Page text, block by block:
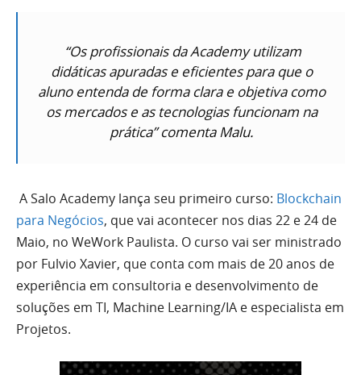
“Os profissionais da Academy utilizam
didáticas apuradas e eficientes para que o
aluno entenda de forma clara e objetiva como
os mercados e as tecnologias funcionam na
prática” comenta Malu.
A Salo Academy lança seu primeiro curso: Blockchain
para Negócios, que vai acontecer nos dias 22 e 24 de
Maio, no WeWork Paulista. O curso vai ser ministrado
por Fulvio Xavier, que conta com mais de 20 anos de
experiência em consultoria e desenvolvimento de
soluções em TI, Machine Learning/IA e especialista em
Projetos.